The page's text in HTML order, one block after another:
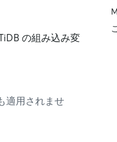
の組み込み変
適用されませ